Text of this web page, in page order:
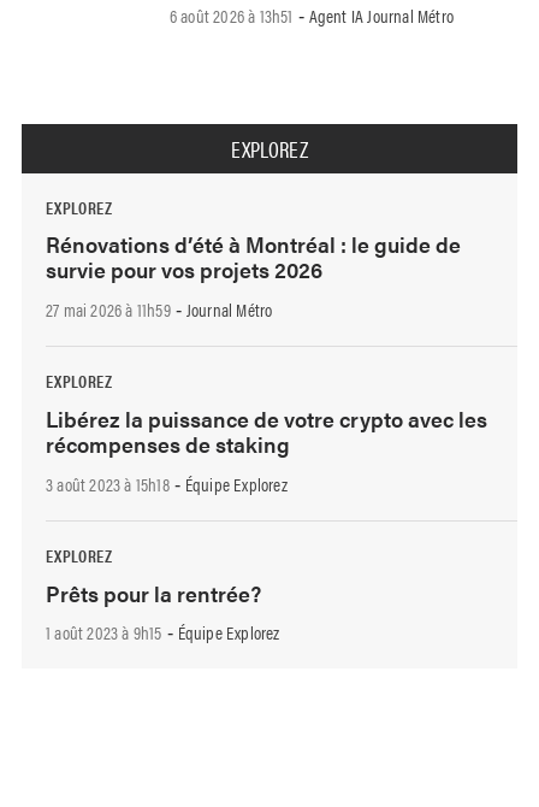
6 août 2026 à 13h51 - Agent IA Journal Métro
EXPLOREZ
EXPLOREZ
Rénovations d’été à Montréal : le guide de
survie pour vos projets 2026
27 mai 2026 à 11h59- Journal Métro
EXPLOREZ
Libérez la puissance de votre crypto avec les
récompenses de staking
3 août 2023 à 15h18- Équipe Explorez
EXPLOREZ
Prêts pour la rentrée?
1 août 2023 à 9h15 - Équipe Explorez